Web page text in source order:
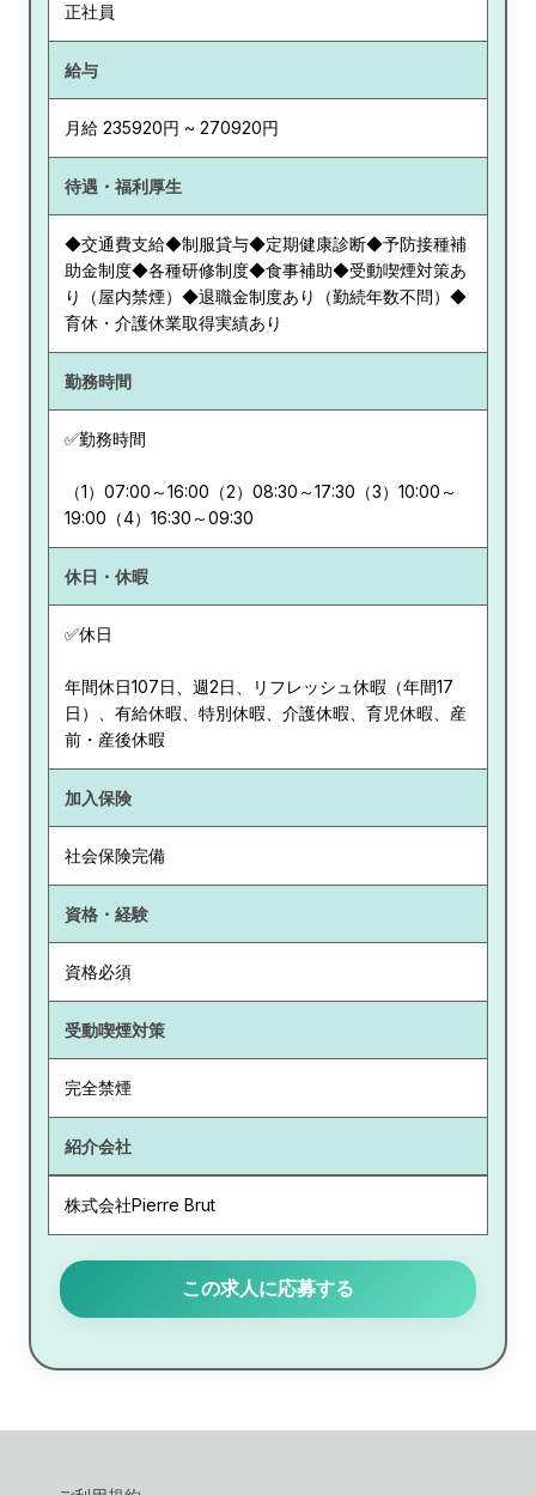
正社員
給与
月給 235920円 ~ 270920円
待遇・福利厚生
◆交通費支給◆制服貸与◆定期健康診断◆予防接種補
助金制度◆各種研修制度◆食事補助◆受動喫煙対策あ
り（屋内禁煙）◆退職金制度あり（勤続年数不問）◆
育休・介護休業取得実績あり
勤務時間
✅勤務時間
（1）07:00～16:00（2）08:30～17:30（3）10:00～
19:00（4）16:30～09:30
休日・休暇
✅休日
年間休日107日、週2日、リフレッシュ休暇（年間17
日）、有給休暇、特別休暇、介護休暇、育児休暇、産
前・産後休暇
加入保険
社会保険完備
資格・経験
資格必須
受動喫煙対策
完全禁煙
紹介会社
株式会社Pierre Brut
この求人に応募する